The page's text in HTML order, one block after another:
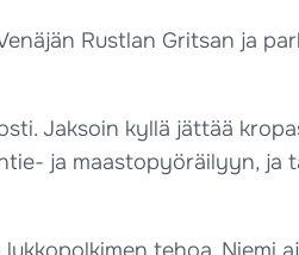
Rustlan Gritsan ja
Jaksoin kyllä jättää
ja maastopyöräilyyn, ja